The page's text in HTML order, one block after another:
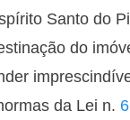
Santo do
do
da Lei n.